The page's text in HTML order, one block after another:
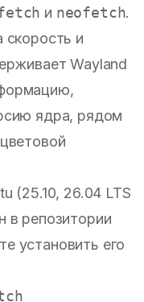
и neofetch.
скорость и
Wayland
ядра, рядом
(25.10, 26.04 LTS
в репозитории
установить его